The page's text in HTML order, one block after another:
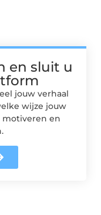
en sluit u
jouw verhaal
wijze jouw
en